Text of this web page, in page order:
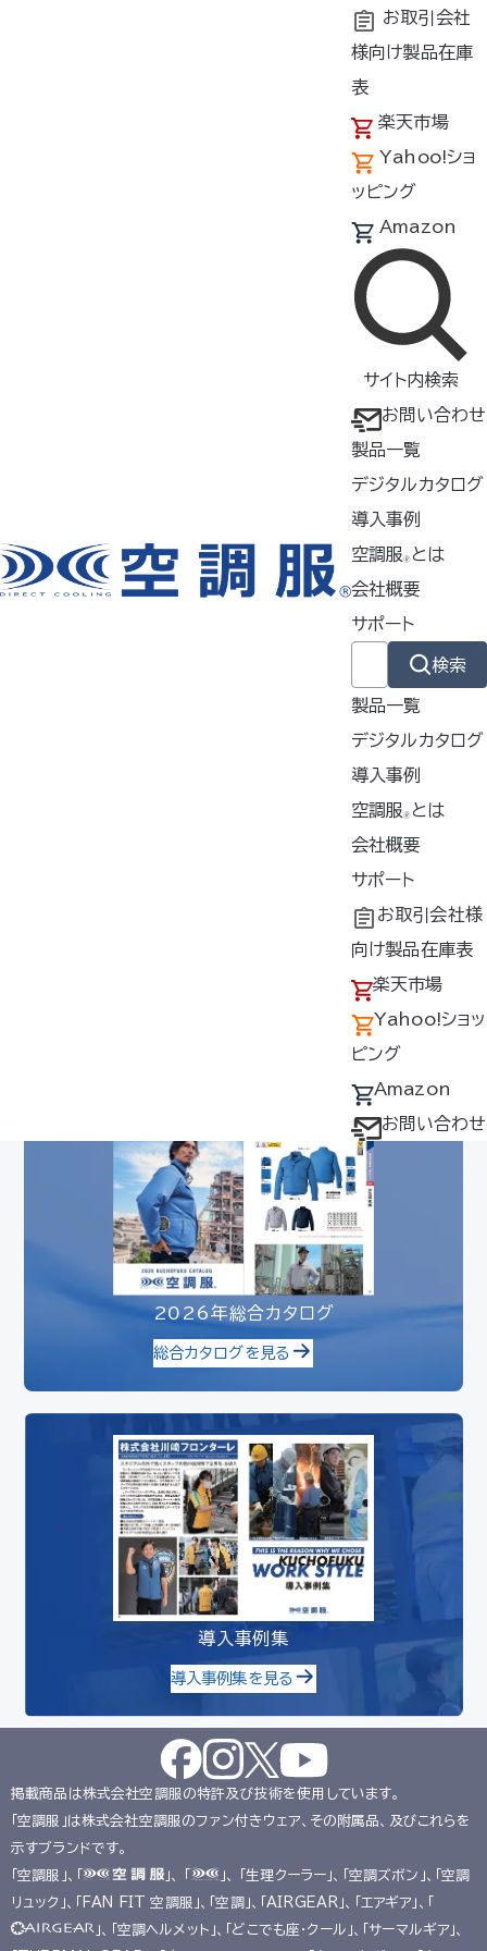
お取引会社
様向け製品在庫
表
楽天市場
Yahoo!ショ
ッピング
Amazon
サイト内検索
お問い合わせ
製品一覧
デジタルカタログ
導入事例
空調服🄬 とは
会社概要
サポート
検索
製品一覧
デジタルカタログ
導入事例
導入事例
共同開発
工場シミュレーシ
ョン
空調服🄬 とは
空調服 ®とは
開発秘話
会社概要
企業理念
会社概要
会社沿革
アクセス
採用情報
サポート
よくあるご質問
不要なバッテリー
の回収について
デバイス・ファン
オプション対応表
取扱説明書ダウ
ンロードサービス
ユーザー登録
購入方法
防爆デバイス取り
扱い店舗
お取引会社様
向け製品在庫表
楽天市場
Yahoo!ショッ
ピング
Amazon
お問い合わせ
ケーブル/充電器
ケーブル
CB23311
バッテリーとファンをつなぐレ
お使いのモニター設定などによ
り、実際の製品の色と表示色は
告なく変更する場合がございま
専用の機器を必ずご使用ください。他社
製品と組み合わせて使用した場合に発生
する故障や事故等につきましては、責任を
負いません。ご了承ください。
2026年総合カタログ
総合カタログを見る
導入事例集
導入事例集を見る
掲載商品は株式会社空調服の特許及び技術を使用しています。
「空調服」は株式会社空調服のファン付きウェア、その附属品、及びこれらを
示すブランドです。
「空調服」、「
」、 「
」、 「生理クーラー」、「空調ズボン」、「空調
リュック」、「FAN FIT 空調服」、「空調」、「AIRGEAR」、「エアギア」、「
」、「空調ヘルメット」、「どこでも座･クール」、「サーマルギア」、